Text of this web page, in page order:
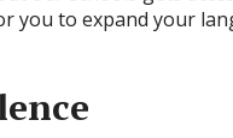
you to expand your